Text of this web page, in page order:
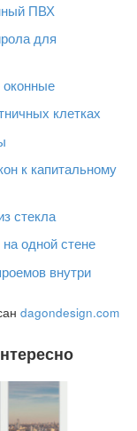
ПВХ
для
клетках
к капитальному
стекла
одной стене
внутри
dagondesign.com